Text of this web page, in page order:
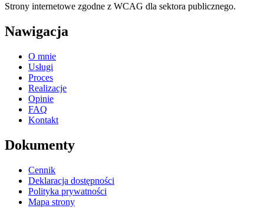
Strony internetowe zgodne z WCAG dla sektora publicznego.
Nawigacja
O mnie
Usługi
Proces
Realizacje
Opinie
FAQ
Kontakt
Dokumenty
Cennik
Deklaracja dostępności
Polityka prywatności
Mapa strony